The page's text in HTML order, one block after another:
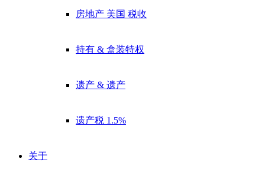
房地产 美国 税收
持有 & 盒装特权
遗产 & 遗产
遗产税 1.5%
关于